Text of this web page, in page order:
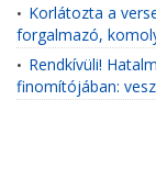
• Korlátozta a
forgalmazó,
• Rendkívüli!
finomítójában: